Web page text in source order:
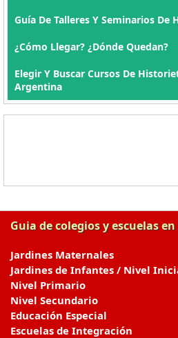
Guía De Talleres Y Seminarios De
¿Cómo Llegar? ¿Dónde Quedan?
Elegir Y Buscar Cursos De
Argentina
Guia de colegios y escuelas
Jardines Maternales
Jardines de Infantes / Nivel
Nivel Primario
Nivel Secundario
Educación Especial
Escuelas de Integración